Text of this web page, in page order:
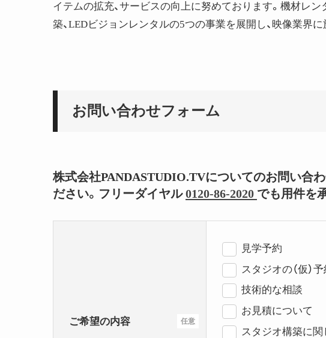
イテムの拡充、サービスの向上に努めております。機材レン
築、LEDビジョンレンタルの5つの事業を展開し、映像業界
お問い合わせフォーム
株式会社PANDASTUDIO.TVについてのお問い合
ださい。フリーダイヤル0120-86-2020 でも用件を
任意
ご希望の内容
見学予約
スタジオの（仮）
技術的な相談
お見積について
スタジオ構築に関